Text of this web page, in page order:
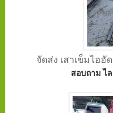
จัดส่ง เสาเข็มไออั
สอบถาม ไ